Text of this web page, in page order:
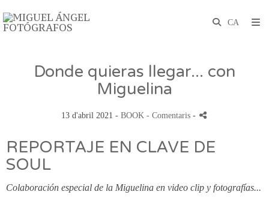
Donde quieras llegar... con
Miguelina
13 d'abril 2021 - BOOK - Comentaris -
REPORTAJE EN CLAVE DE
SOUL
Colaboración especial de la Miguelina en video clip y fotografías...